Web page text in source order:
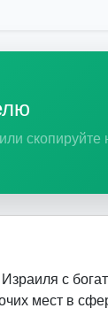
скопируйте
с
мест в